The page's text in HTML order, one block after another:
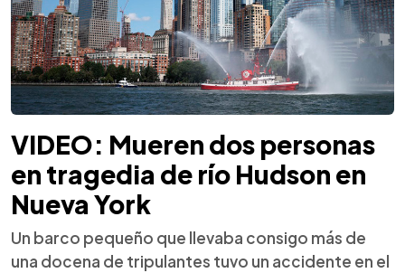
VIDEO: Mueren dos personas
en tragedia de río Hudson en
Nueva York
Un barco pequeño que llevaba consigo más de
una docena de tripulantes tuvo un accidente en el